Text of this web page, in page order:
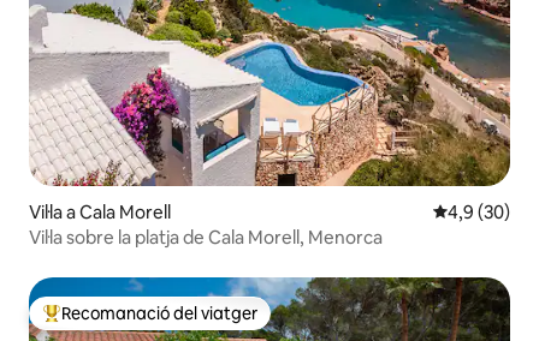
Vil·la a Cala Morell 4,9 de
4,9 (30)
Vil·la sobre la platja de Cala Morell, Menorca
Principals recomanacions dels viatgers
Recomanació del viatger